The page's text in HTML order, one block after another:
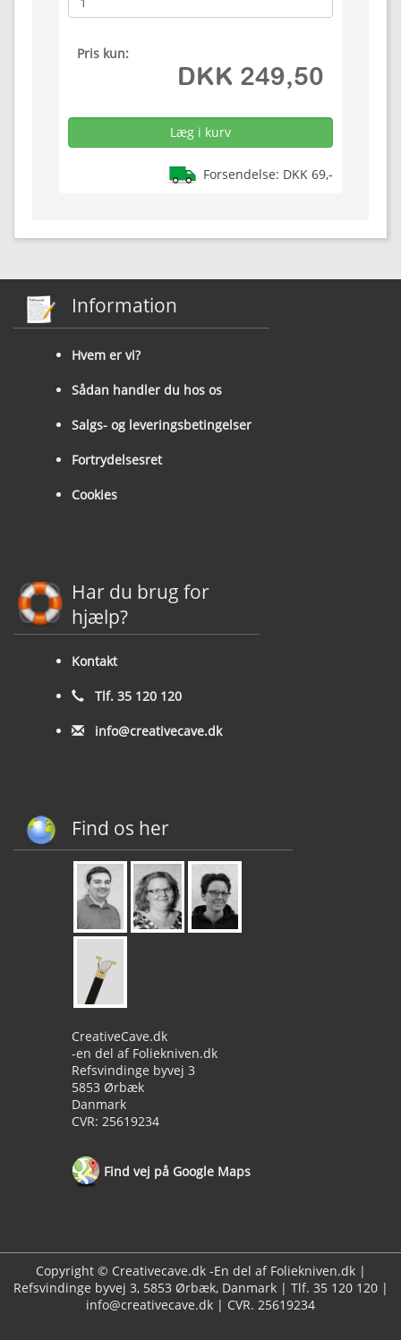
Pris kun:
DKK 249,50
Forsendelse: DKK 69,-
Information
Hvem er vi?
Sådan handler du hos os
Salgs- og leveringsbetingelser
Fortrydelsesret
Cookies
Har du brug for
hjælp?
Kontakt
Tlf. 35 120 120
info@creativecave.dk
Find os her
CreativeCave.dk
-en del af Foliekniven.dk
Refsvindinge byvej 3
5853 Ørbæk
Danmark
CVR: 25619234
Find vej på Google Maps
Copyright © Creativecave.dk -En del af Foliekniven.dk |
Refsvindinge byvej 3, 5853 Ørbæk, Danmark | Tlf. 35 120 120 |
info@creativecave.dk | CVR. 25619234